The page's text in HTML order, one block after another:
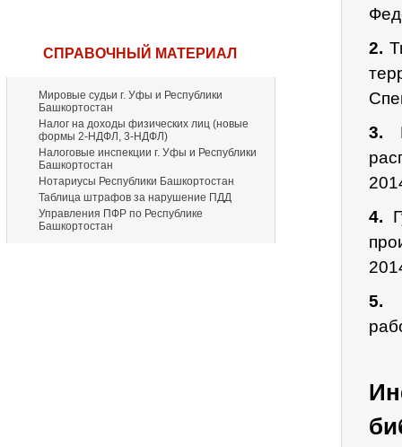
СПРАВОЧНЫЙ МАТЕРИАЛ
Мировые судьи г. Уфы и Республики
Башкортостан
Налог на доходы физических лиц (новые
формы 2-НДФЛ, 3-НДФЛ)
Налоговые инспекции г. Уфы и Республики
Башкортостан
Нотариусы Республики Башкортостан
Таблица штрафов за нарушение ПДД
Управления ПФР по Республике
Башкортостан
2.
3.
4.
5.